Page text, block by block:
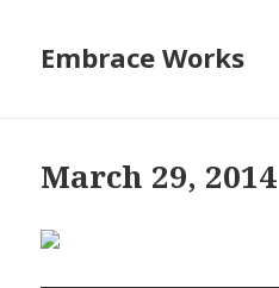
Embrace Works
March 29,